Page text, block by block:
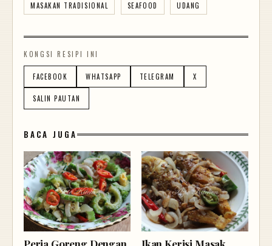
MASAKAN TRADISIONAL SEAFOOD UDANG
KONGSI RESIPI INI
FACEBOOK WHATSAPP TELEGRAM X
SALIN PAUTAN
BACA JUGA